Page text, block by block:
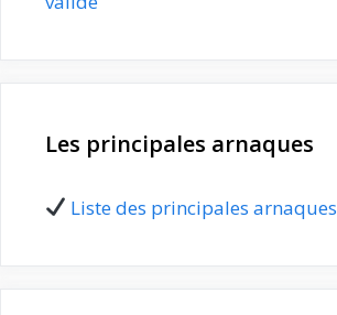
Les principales arnaques
Liste des principales arnaques